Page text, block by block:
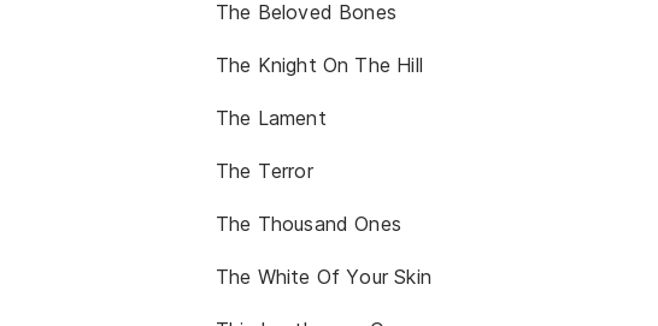
The Beloved Bones
The Knight On The Hill
The Lament
The Terror
The Thousand Ones
The White Of Your Skin